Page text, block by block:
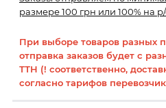
размере 100 грн или 100% на
При выборе товаров разных
отправка заказов будет с
ТТН (! соответственно,
согласно тарифов